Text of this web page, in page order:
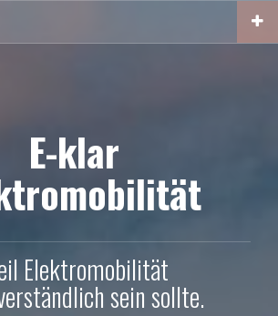
E-klar
Elektromobilität
sein sollte.